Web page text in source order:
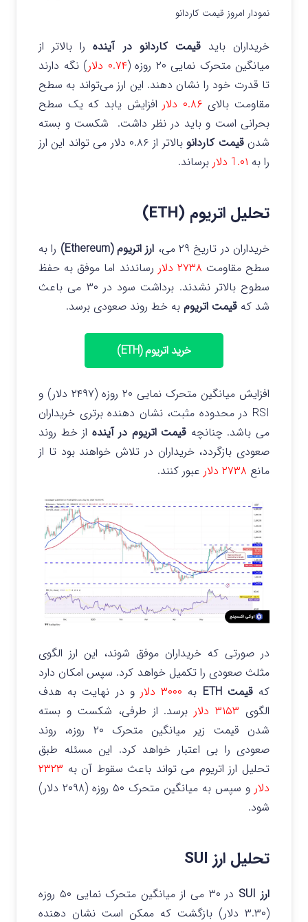
نمودار امروز قیمت کاردانو
خریداران بایدقیمت کاردانو در آیندهرا بالاتر از
میانگین متحرک نمایی ۲۰ روزه (
۰.۷۴ دلار
) نگه دارند
تا قدرت خود را نشان دهند. این ارز می‌تواند به سطح
مقاومت بالای ۰.۸۶ دلار
افزایش یابد که یک سطح
بحرانی است و باید در نظر داشت. شکست و بسته
شدنقیمت کاردانو
بالاتر از ۰.۸۶ دلار می‌ تواند این ارز
را به
برساند.
تحلیل اتریوم (ETH)
خریداران در تاریخ ۲۹ می، ارز اتریوم (Ethereum)
را به
سطح مقاومت ۲۷۳۸ دلار
رساندند اما موفق به حفظ
سطوح بالاتر نشدند. برداشت سود در ۳۰ می باعث
شد که قیمت اتریوم به خط روند صعودی برسد.
خرید اتریوم (ETH)
افزایش میانگین متحرک نمایی ۲۰ روزه (۲۴۹۷ دلار) و
RSI در محدوده مثبت، نشان دهنده برتری خریداران
می باشد.چنانچه قیمت اتریوم در آینده از خط روند
صعودی بازگردد، خریداران در تلاش خواهند بود تا از
مانع ۲۷۳۸ دلار عبور کنند.
در صورتی که خریداران موفق شوند، این ارز الگوی
مثلث صعودی را تکمیل خواهد کرد. سپس امکان دارد
کهقیمت ETH به ۳۰۰۰ دلار
و در نهایت به هدف
الگوی ۳۱۵۳ دلار برسد. از طرفی، شکست و بسته
شدن قیمت زیر میانگین متحرک ۲۰ روزه، روند
صعودی را بی اعتبار خواهد کرد. این مسئله طبق
تحلیل ارز اتریوم می تواند باعث سقوط آن به ۲۳۲۳
دلار
و سپس به میانگین متحرک ۵۰ روزه (۲۰۹۸ دلار)
شود.
تحلیل ارز SUI
ارز SUI
در ۳۰ می از میانگین متحرک نمایی ۵۰ روزه
(۳.۳۰ دلار) بازگشت که ممکن است نشان دهنده